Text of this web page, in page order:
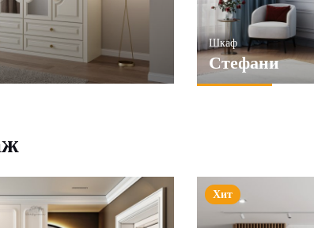
Шкаф
Стефани
Хит